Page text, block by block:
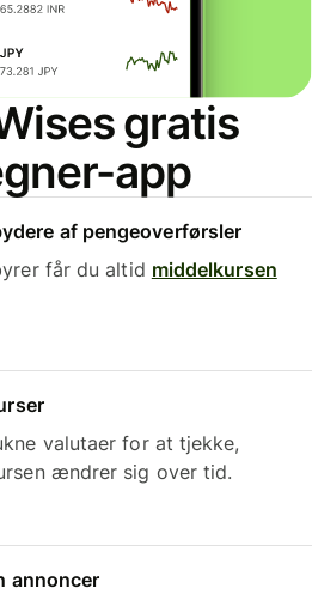
gratis
app
af pengeoverførsler
får du altid middelkursen
valutaer for at tjekke,
ændrer sig over tid.
annoncer